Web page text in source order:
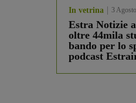
In vetrina 3
Estra Notizie
oltre 44mila
bando per lo
podcast